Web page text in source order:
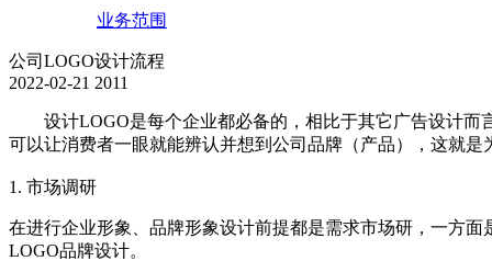
业务范围
公司LOGO设计流程
2022-02-21 2011
设计LOGO是每个企业都必备的，相比于其它广告设计
可以让消费者一眼就能辨认并想到公司品牌（产品），这就
1. 市场调研
在进行企业形象、品牌形象设计前提都是需求市场研，一方
LOGO品牌设计。